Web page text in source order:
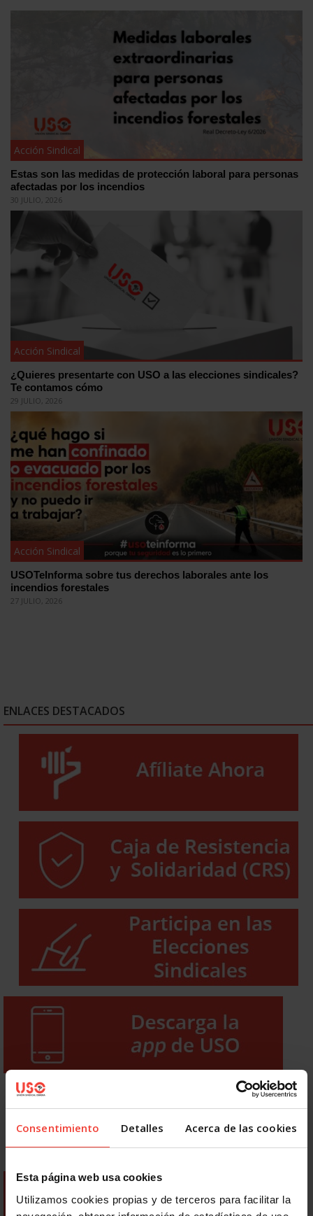
Consentimiento Detalles Acerca de las cookies
Esta página web usa cookies
Utilizamos cookies propias y de terceros para facilitar la
Acción Sindical
Estas son las medidas de protección laboral para personas
afectadas por los incendios
30 JULIO, 2026
Acción Sindical
¿Quieres presentarte con USO a las elecciones sindicales?
Te contamos cómo
29 JULIO, 2026
Acción Sindical
USOTeInforma sobre tus derechos laborales ante los
incendios forestales
27 JULIO, 2026
ENLACES DESTACADOS